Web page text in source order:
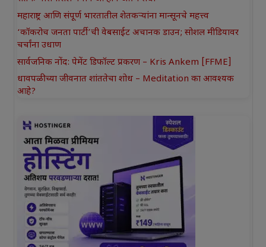
महाराष्ट्र आणि संपूर्ण भारतातील शेतकऱ्यांना मान्सूनचे महत्त्व
‘कॉकरोच जनता पार्टी’ची वेबसाईट अचानक डाउन; सोशल मीडियावर
चर्चांना उधाण
सार्वजनिक नोंद: पेमेंट डिफॉल्ट प्रकरण – Kris Ankem [FFME]
धावपळीच्या जीवनात शांततेचा शोध – Meditation का आवश्यक
आहे?